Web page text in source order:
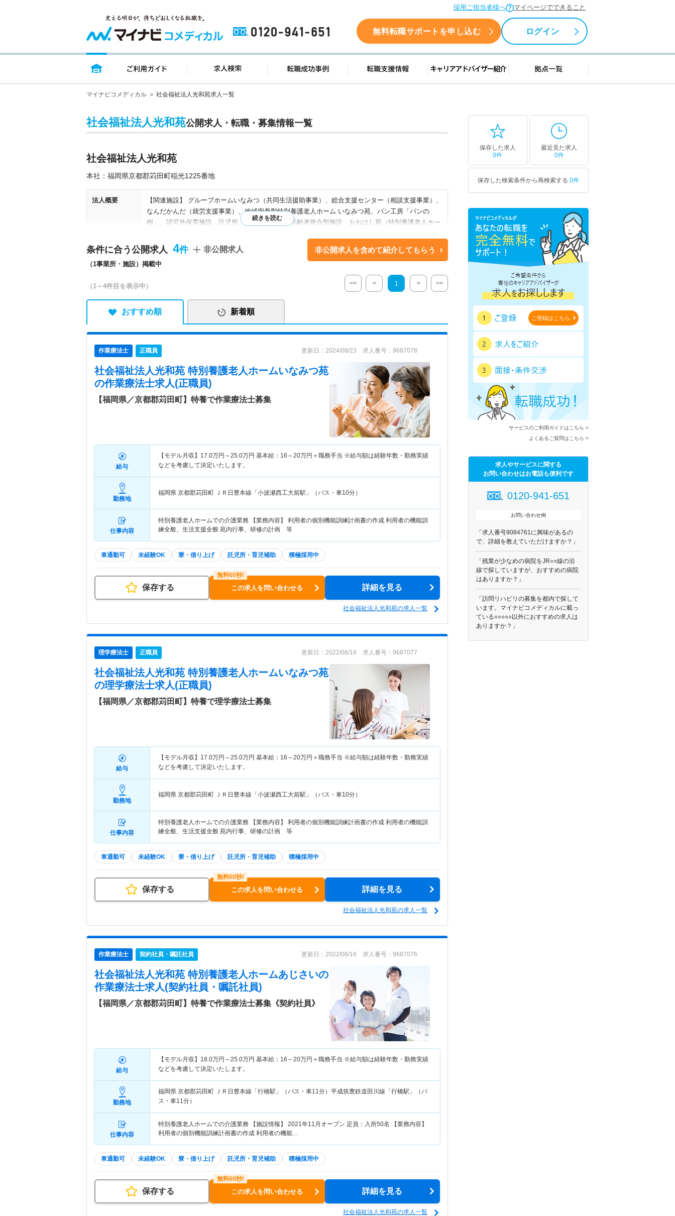
採用ご担当者様へ マイページでできること
0120-941-651 無料転職サポートを申し込む ログイン
トップページ ご利用ガイド 求人検索 転職成功事例 転職支援情報 キャリアアドバイザー紹介 拠点一覧
マイナビコメディカル 社会福祉法人光和苑求人一覧
社会福祉法人光和苑公開求人・転職・募集情報一覧
社会福祉法人光和苑
本社：福岡県京都郡苅田町稲光1225番地
法人概要
【関連施設】 グループホームいなみつ（共同生活援助事業）、総合支援センター（相談支援事業）、
なんだかんだ（就労支援事業）、地域密着型特別養護老人ホーム いなみつ苑、パン工房「パンの
樹」、認可外保育施設 託児所「さくらんぼ」、高齢者複合型施設 おおはし苑（特別養護老人ホー
特色
利用者の方が自立した社会生活を営むことができるように、支援を行っている障害者支援施設です。
ぬくもりのある家庭的な環境の中で、協調性と自立した生活習慣を身につけることができるように援
助を行っています。 これまでの看護師経験を活かして、やりがいを持って働くことができます。
【子育て中の看護師さん活躍中！】 子育て中の看護師さんも在籍しており、家庭との両立ができる環
境が整っています。 【働きやすい職場づくりに取り組んでいます！】 残業が少ないなど、職員の方
が過ごしやすい環境づくりに積極的に取り組んでおり、働きやすい職場です。 【地域に密着した様々
と一緒にスタッフの方も楽しんで参加されています。
条件に合う公開求人 4
（1事業所・施設）掲載中
非公開求人 非公開求人を含めて紹介してもらう
（1～4件目を表示中） << < 1 > >>
おすすめ順 新着順
作業療法士 正職員 更新日：2024/08/23 求人番号：9687078
社会福祉法人光和苑 特別養護老人ホームいなみつ苑
の作業療法士求人(正職員)
【福岡県／京都郡苅田町】特養で作業療法士募集
給与
【モデル月収】 17.0万円～25.0万円 基本給：16～20万円＋職務手当 ※給与額は経験年数・勤務実績
などを考慮して決定いたします。
勤務地
福岡県 京都郡苅田町 ＪＲ日豊本線「小波瀬西工大前駅」（バス・車10分）
仕事内容
特別養護老人ホームでの介護業務 【業務内容】 利用者の個別機能訓練計画書の作成 利用者の機能訓
練全般、生活支援全般 苑内行事、研修の計画 等
車通勤可 未経験OK 寮・借り上げ 託児所・育児補助 積極採用中
保存する この求人を問い合わせる 詳細を見る
社会福祉法人光和苑の求人一覧
理学療法士 正職員 更新日：2022/08/16 求人番号：9687077
社会福祉法人光和苑 特別養護老人ホームいなみつ苑
の理学療法士求人(正職員)
【福岡県／京都郡苅田町】特養で理学療法士募集
給与
【モデル月収】 17.0万円～25.0万円 基本給：16～20万円＋職務手当 ※給与額は経験年数・勤務実績
などを考慮して決定いたします。
勤務地
福岡県 京都郡苅田町 ＪＲ日豊本線「小波瀬西工大前駅」（バス・車10分）
仕事内容
特別養護老人ホームでの介護業務 【業務内容】 利用者の個別機能訓練計画書の作成 利用者の機能訓
練全般、生活支援全般 苑内行事、研修の計画 等
車通勤可 未経験OK 寮・借り上げ 託児所・育児補助 積極採用中
保存する この求人を問い合わせる 詳細を見る
社会福祉法人光和苑の求人一覧
作業療法士 契約社員・嘱託社員 更新日：2022/08/16 求人番号：9687076
社会福祉法人光和苑 特別養護老人ホームあじさいの
作業療法士求人(契約社員・嘱託社員)
【福岡県／京都郡苅田町】特養で作業療法士募集《契約社員》
給与
【モデル月収】 18.0万円～25.0万円 基本給：16～20万円＋職務手当 ※給与額は経験年数・勤務実績
などを考慮して決定いたします。
勤務地
福岡県 京都郡苅田町 ＪＲ日豊本線「行橋駅」（バス・車11分）平成筑豊鉄道田川線「行橋駅」（バ
ス・車11分）
仕事内容
特別養護老人ホームでの介護業務 【施設情報】 2021年11月オープン 定員：入所50名 【業務内容】
利用者の個別機能訓練計画書の作成 利用者の機能…
車通勤可 未経験OK 寮・借り上げ 託児所・育児補助 積極採用中
保存する この求人を問い合わせる 詳細を見る
社会福祉法人光和苑の求人一覧
保存した求人
0件
最近見た求人
0件
保存した検索条件から再検索する 0件
ご登録はこちら
サービスのご利用ガイドはこちら >
よくあるご質問はこちら >
求人やサービスに関する
お問い合わせはお電話も便利です
0120-941-651
お問い合わせ例
「求人番号9084761に興味があるの
で、詳細を教えていただけますか？」
「残業が少なめの病院をJR○○線の沿
線で探していますが、おすすめの病院
はありますか？」
「訪問リハビリの募集を都内で探して
います。マイナビコメディカルに載っ
ている○○○○○以外におすすめの求人は
ありますか？」